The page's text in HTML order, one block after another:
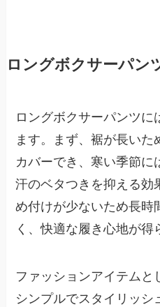
ロングボクサーパン
ロングボクサーパンツに
ます。まず、裾が長い
カバーでき、寒い季節
汗のベタつきを抑える
め付けが少ないため長時
く、快適な履き心地が得
ファッションアイテムと
シンプルでスタイリッシ